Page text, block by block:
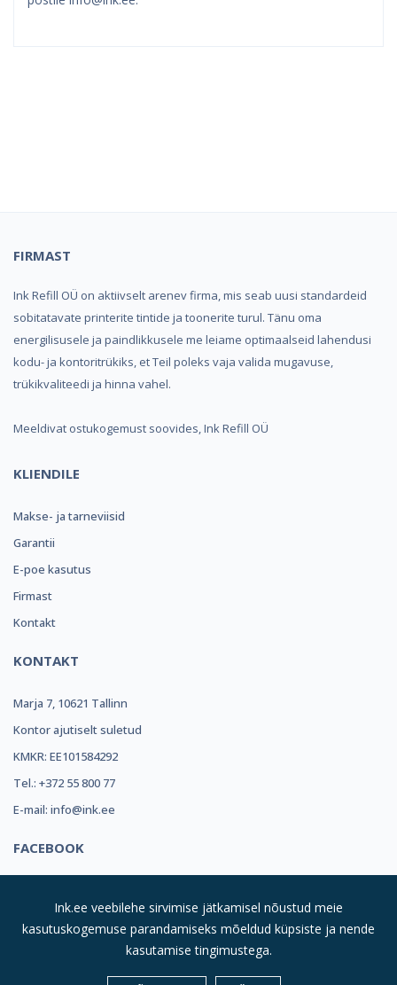
FIRMAST
Ink Refill OÜ on aktiivselt arenev firma, mis seab uusi standardeid
sobitatavate printerite tintide ja toonerite turul. Tänu oma
energilisusele ja paindlikkusele me leiame optimaalseid lahendusi
kodu- ja kontoritrükiks, et Teil poleks vaja valida mugavuse,
trükikvaliteedi ja hinna vahel.
Meeldivat ostukogemust soovides, Ink Refill OÜ
KLIENDILE
Makse- ja tarneviisid
Garantii
E-poe kasutus
Firmast
Kontakt
KONTAKT
Marja 7, 10621 Tallinn
Kontor ajutiselt suletud
KMKR: EE101584292
Tel.: +372 55 800 77
E-mail: info@ink.ee
FACEBOOK
Kõik Õigused Kaitstud
Ink.ee veebilehe sirvimise jätkamisel nõustud meie
kasutuskogemuse parandamiseks mõeldud küpsiste ja nende
kasutamise tingimustega.